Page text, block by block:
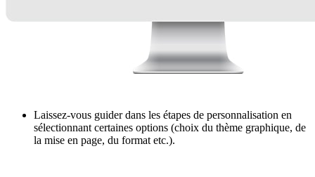
Laissez-vous guider dans les étapes de personnalisation en
sélectionnant certaines options (choix du thème graphique, de
la mise en page, du format etc.).